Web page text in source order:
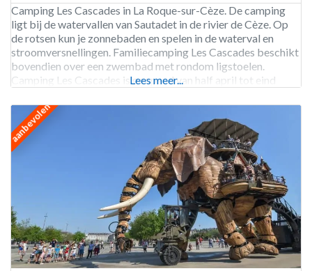
Camping Les Cascades in La Roque-sur-Cèze. De camping
ligt bij de watervallen van Sautadet in de rivier de Cèze. Op
de rotsen kun je zonnebaden en spelen in de waterval en
stroomversnellingen. Familiecamping Les Cascades beschikt
bovendien over een zwembad met rondom ligstoelen.
Camping Les Cascades is geopend van half april tot eind
Lees meer...
aanbevolen